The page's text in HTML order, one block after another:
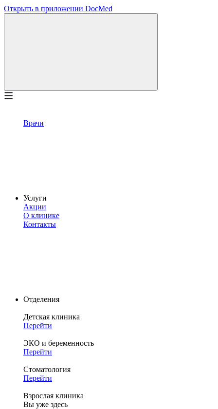
Открыть в приложении DocMed
Врачи
Услуги
Акции
О клинике
Контакты
Отделения
Детская клиника
Перейти
ЭКО и беременность
Перейти
Стоматология
Перейти
Взрослая клиника
Вы уже здесь